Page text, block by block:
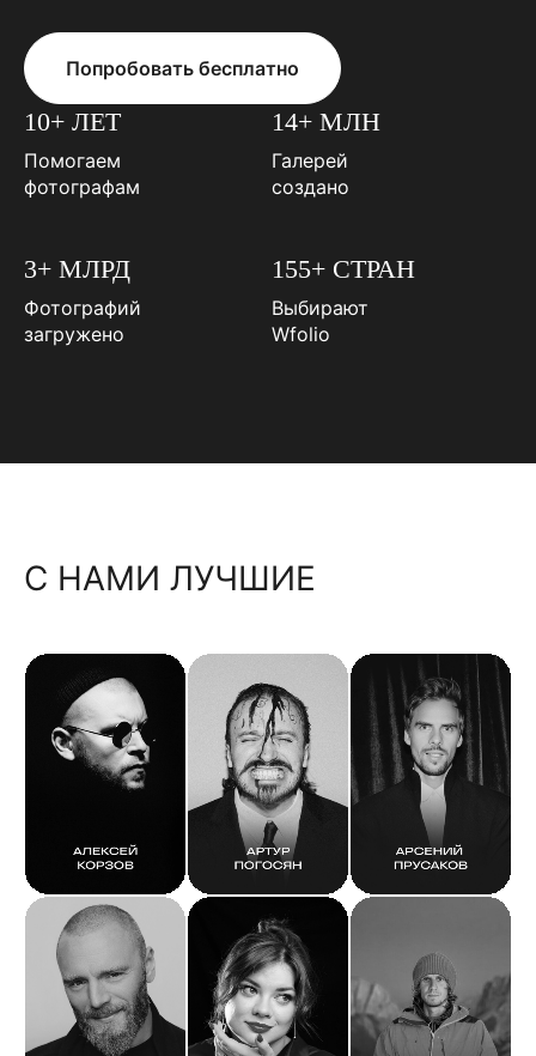
Попробовать бесплатно
10+ ЛЕТ
Помогаем
фотографам
14+ МЛН
Галерей
создано
3+ МЛРД
Фотографий
загружено
155+ СТРАН
Выбирают
Wfolio
С НАМИ ЛУЧШИЕ